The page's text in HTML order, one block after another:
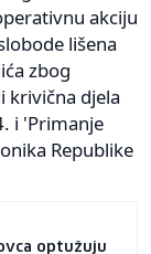
akciju
lišena
zbog
krivična djela
i 'Primanje
Republike
optužuju